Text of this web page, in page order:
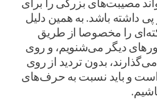
مصیبت‌های بزرگی را برای
پی داشته باشد. به همین دلیل
را مخصوصا از طریق
دیگر می‌شنویم، و روی
بدون تردید از روی
است و باید نسبت به حرف‌های